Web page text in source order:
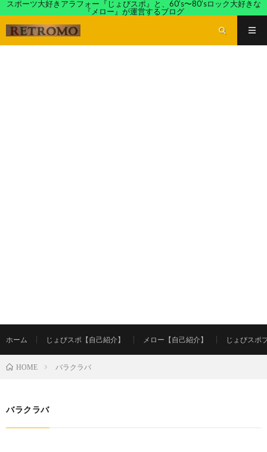
スポーツ大好きアラフォー『じょびスポ』と、60’s〜80’sロック大好きな
『メロー』が運営するブログ
ホーム じょびスポ【自己紹介】 メロー【自己紹介】 じょびスポ
HOME バラクラバ
バラクラバ